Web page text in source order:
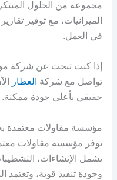
مجموعة من الحلول
الميزانيات، مع توفير
في العمل.
إذا كنت تبحث عن شركة
تواصل مع شركة العطار
حقيقي بأعلى جودة ممكنة.
مؤسسة مقاولات معتمدة
توفر مؤسسة مقاولات
تشمل الإنشاءات،
وجودة تنفيذ قوية، وتعتمد